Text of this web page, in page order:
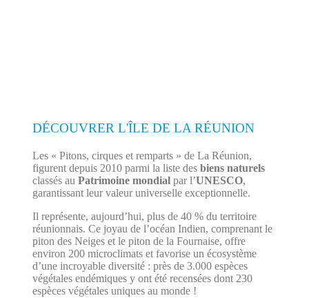
DÉCOUVRER L'ÎLE DE LA RÉUNION
Les « Pitons, cirques et remparts » de La Réunion,
figurent depuis 2010 parmi la liste des biens naturels
classés au Patrimoine mondialpar l’UNESCO,
garantissant leur valeur universelle exceptionnelle.
Il représente, aujourd’hui, plus de 40 % du territoire
réunionnais. Ce joyau de l’océan Indien, comprenant le
piton des Neiges et le piton de la Fournaise, offre
environ 200 microclimats et favorise un écosystème
d’une incroyable diversité : près de 3.000 espèces
végétales endémiques y ont été recensées dont 230
espèces végétales uniques au monde !